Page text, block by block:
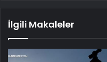
İlgili Makaleler